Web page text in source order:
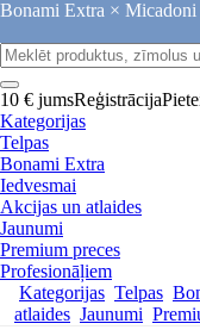
Bonami Extra × Micadoni
10 € jumsReģistrācija
Kategorijas
Telpas
Bonami Extra
Iedvesmai
Akcijas un atlaides
Jaunumi
Premium preces
Profesionāļiem
Kategorijas Telpas
atlaides Jaunumi